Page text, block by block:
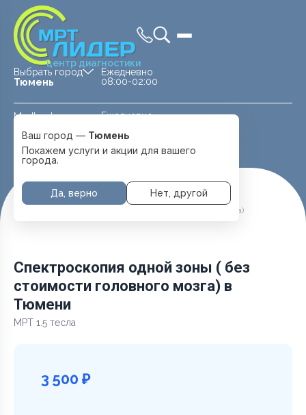
центр диагностики
Выбрать город
Тюмень
Medland —
Тюмень
Ежедневно
08:00-02:00
Ежедневно
Перейти
Ваш город — Тюмень
Покажем услуги и акции для вашего
города.
Да, верно Нет, другой
Главная Услуги и цены МРТ Головы
Спектроскопия одной зоны ( без стоимости головного мозга)
Спектроскопия одной зоны ( без
стоимости головного мозга) в
Тюмени
МРТ 1.5 тесла
3 500 ₽